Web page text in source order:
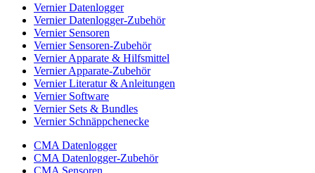
Vernier Datenlogger
Vernier Datenlogger-Zubehör
Vernier Sensoren
Vernier Sensoren-Zubehör
Vernier Apparate & Hilfsmittel
Vernier Apparate-Zubehör
Vernier Literatur & Anleitungen
Vernier Software
Vernier Sets & Bundles
Vernier Schnäppchenecke
CMA Datenlogger
CMA Datenlogger-Zubehör
CMA Sensoren